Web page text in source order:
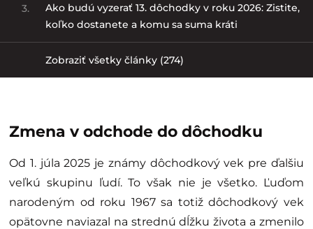
3.
Ako budú vyzerať 13. dôchodky v roku 2026: Zistite,
koľko dostanete a komu sa suma kráti
Zobraziť všetky články (274)
Zmena v odchode do dôchodku
Od 1. júla 2025 je známy dôchodkový vek pre ďalšiu
veľkú skupinu ľudí. To však nie je všetko. Ľuďom
narodeným od roku 1967 sa totiž dôchodkový vek
opätovne naviazal na strednú dĺžku života a zmenilo